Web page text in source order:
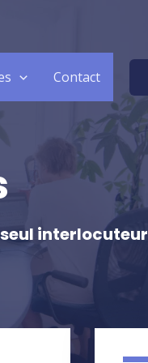
Contact
interlocuteur